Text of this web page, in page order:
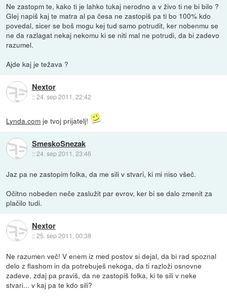
Ne zastopm te, kako ti je lahko tukaj nerodno a v živo ti ne bi bilo ?
Glej napiš kaj te matra al pa česa ne zastopiš pa ti bo 100% kdo
povedal, sicer se boš mogu kej tud samo potrudit, ker nobenmu se
ne da razlagat nekaj nekomu ki se niti mal ne potrudi, da bi zadevo
razumel.
Ajde kaj je težava ?
Nextor
::24. sep 2011, 22:42
Lynda.com je tvoj prijatelj!
SmeskoSnezak
::24. sep 2011, 23:46
Jaz pa ne zastopim folka, da me sili v stvari, ki mi niso všeč.
Očitno nobeden neče zaslužit par evrov, ker bi se dalo zmenit za
plačilo tudi.
Nextor
::25. sep 2011, 00:38
Ne razumen več! V enem iz med postov si dejal, da bi rad spoznal
delo z flashom in da potrebuješ nekoga, da ti razloži osnovne
zadeve, zdaj pa praviš, da ne zastopiš folka, ki te sili v neke
stvari... v kaj pa te kdo sili?